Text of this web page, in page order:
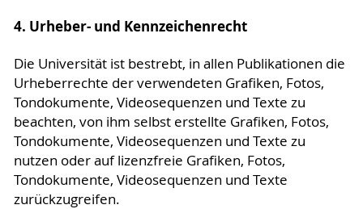
4. Urheber- und Kennzeichenrecht
Die Universität ist bestrebt, in allen Publikationen die
Urheberrechte der verwendeten Grafiken, Fotos,
Tondokumente, Videosequenzen und Texte zu
beachten, von ihm selbst erstellte Grafiken, Fotos,
Tondokumente, Videosequenzen und Texte zu
nutzen oder auf lizenzfreie Grafiken, Fotos,
Tondokumente, Videosequenzen und Texte
zurückzugreifen.